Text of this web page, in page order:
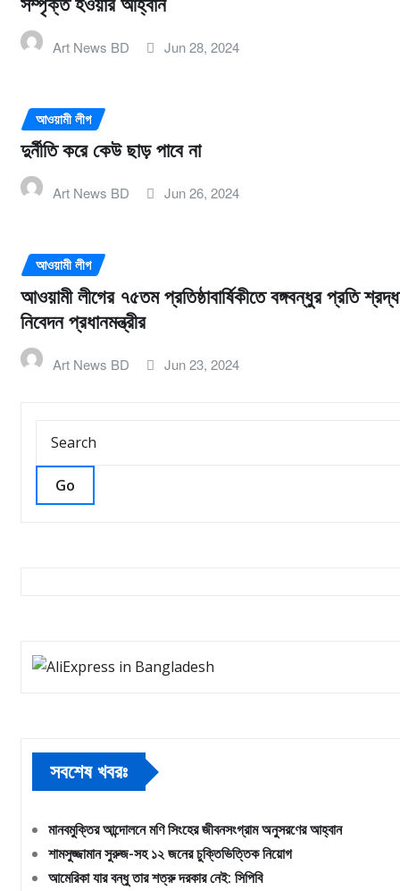
সম্পৃক্ত হওয়ার আহ্বান
Art News BD Jun 28, 2024
আওয়ামী লীগ
দুর্নীতি করে কেউ ছাড় পাবে না
Art News BD Jun 26, 2024
আওয়ামী লীগ
আওয়ামী লীগের ৭৫তম প্রতিষ্ঠাবার্ষিকীতে বঙ্গবন্ধুর প্রতি
নিবেদন প্রধানমন্ত্রীর
Art News BD Jun 23, 2024
Go
সবশেষ খবরঃ
মানবমুক্তির আন্দোলনে মণি সিংহের জীবনসংগ্রাম অনুসরণের আহ্বান
শামসুজ্জামান সুরুজ-সহ ১২ জনের চুক্তিভিত্তিক নিয়োগ
আমেরিকা যার বন্ধু তার শত্রু দরকার নেই: সিপিবি